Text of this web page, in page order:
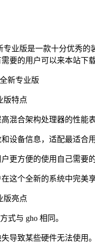
业版是一款十分优秀的
要的用户可以来本站下载
版特点
合架构处理器的性能表
备信息，适配最适合用
方便的使用自己需要的
个全新的系统中完美享
版亮点
与 gho 相同。
致某些硬件无法使用。